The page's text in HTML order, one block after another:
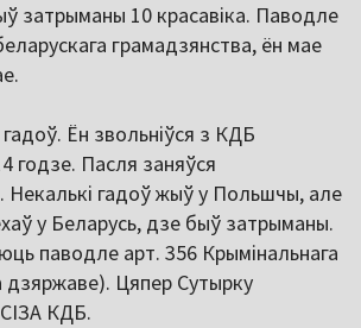
затрыманы 10 красавіка. Паводле
грамадзянства, ён мае
гадоў. Ён звольніўся з КДБ
годзе. Пасля заняўся
Некалькі гадоў жыў у Польшчы, але
у Беларусь, дзе быў затрыманы.
паводле арт. 356 Крымінальнага
дзяржаве). Цяпер Сутырку
КДБ.